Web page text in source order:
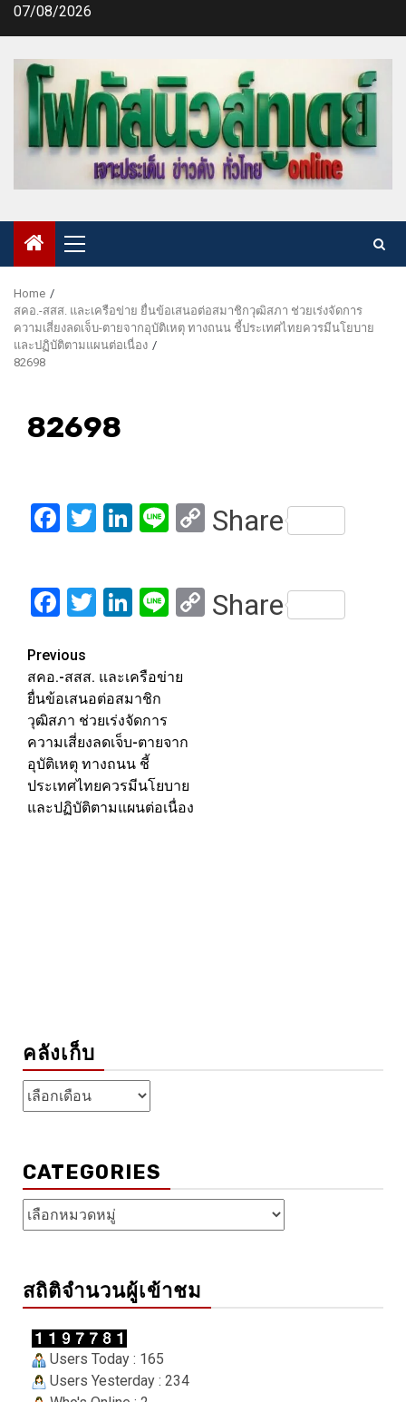
Skip07/08/2026
Primary
Menu
Home
สคอ.-สสส. และเครือข่าย ยื่นข้อเสนอต่อสมาชิกวุฒิสภา ช่วยเร่งจัดการ
ความเสี่ยงลดเจ็บ-ตายจากอุบัติเหตุ ทางถนน ชี้ประเทศไทยควรมีนโยบาย
และปฏิบัติตามแผนต่อเนื่อง
82698
82698
Facebook
Twitter
LinkedIn
LineCopy
Share
Facebook
Twitter
LinkedIn
LineCopy
Share
Post
navigation
Previous
สคอ.-สสส. และเครือข่าย
ยื่นข้อเสนอต่อสมาชิก
วุฒิสภา ช่วยเร่งจัดการ
ความเสี่ยงลดเจ็บ-ตายจาก
อุบัติเหตุ ทางถนน ชี้
ประเทศไทยควรมีนโยบาย
และปฏิบัติตามแผนต่อเนื่อง
คลังเก็บ
คลัง
เก็บ
CATEGORIES
Categories
สถิติจำนวนผู้เข้าชม
Users Today : 165
Users Yesterday : 234